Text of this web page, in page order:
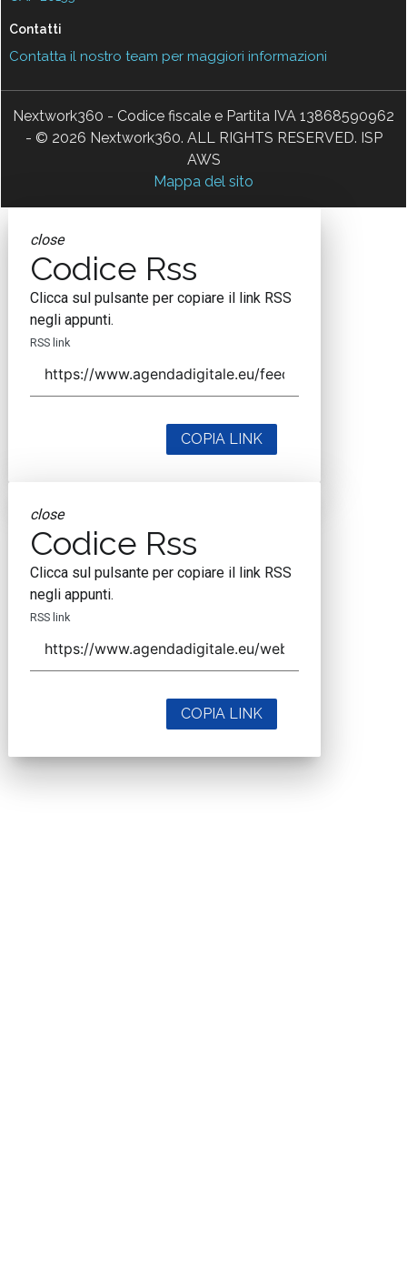
Contatti
Contatta il nostro team per maggiori informazioni
Nextwork360 - Codice fiscale e Partita IVA 13868590962
- © 2026 Nextwork360. ALL RIGHTS RESERVED. ISP
AWS
Mappa del sito
close
Codice Rss
Clicca sul pulsante per copiare il link RSS
negli appunti.
RSS link
COPIA LINK
close
Codice Rss
Clicca sul pulsante per copiare il link RSS
negli appunti.
RSS link
COPIA LINK